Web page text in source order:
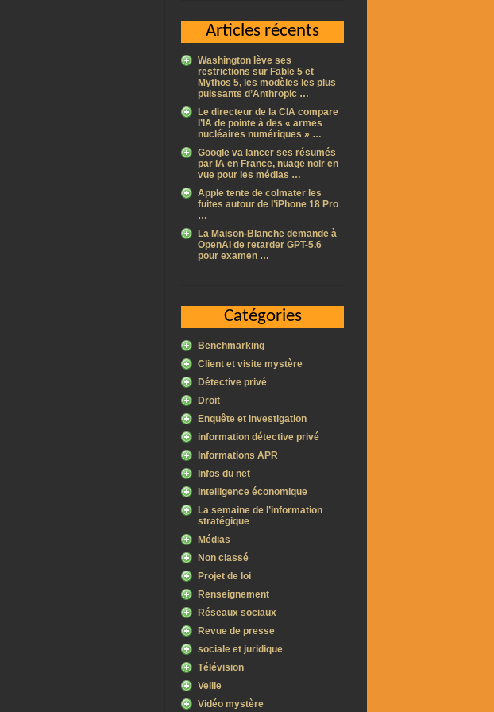
Articles récents
Washington lève ses
restrictions sur Fable 5 et
Mythos 5, les modèles les plus
puissants d’Anthropic …
Le directeur de la CIA compare
l’IA de pointe à des « armes
nucléaires numériques » …
Google va lancer ses résumés
par IA en France, nuage noir en
vue pour les médias …
Apple tente de colmater les
fuites autour de l’iPhone 18 Pro
…
La Maison-Blanche demande à
OpenAI de retarder GPT-5.6
pour examen …
Catégories
Benchmarking
Client et visite mystère
Détective privé
Droit
Enquête et investigation
information détective privé
Informations APR
Infos du net
Intelligence économique
La semaine de l’information
stratégique
Médias
Non classé
Projet de loi
Renseignement
Réseaux sociaux
Revue de presse
sociale et juridique
Télévision
Veille
Vidéo mystère